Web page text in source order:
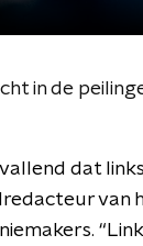
in de
dat
van